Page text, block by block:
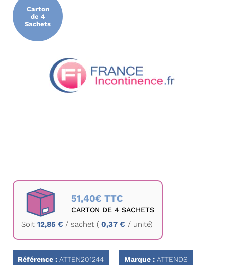
fin
de
galerie
Carton
de 4
Sachets
Passer
Galerie
51,40€ TTC
CARTON DE 4 SACHETS
Soit 12,85 € / sachet ( 0,37 € / unité)
Référence : ATTEN201244 Marque : ATTENDS